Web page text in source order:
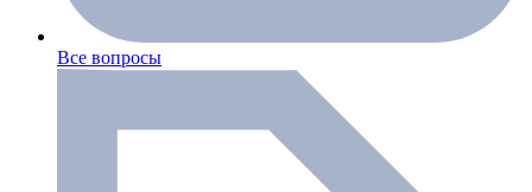
Все вопросы